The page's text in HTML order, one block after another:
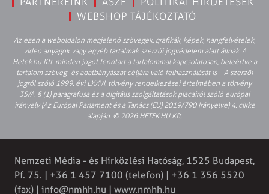
WEBSHOP TÁJÉKOZTATÓ
Az ezen a weboldalon megjelenő szövegek, grafikák, képek, hangfelvételek,
video anyagok vagy egyéb tartalmak szerzői jogvédelem alatt állnak. A
Hetek.hu Kft. minden jogot fenntart a tartalommal kapcsolatosan, beleértve a
tartalom szöveg- és adatbányászat céljára való felhasználását is – A szerzői
jogról szóló 1999. évi LXXVI. törvény rendelkezései értelmében a törvény
35/A. § (1) paragrafusa és a digitális szolgáltatások piacairól szóló európai
irányelv (Az Európai Parlament és a Tanács (EU) 2019/790 Irányelve) 4. cikke
alapján. © 2026 HETEK.HU Kft.
Nemzeti Média - és Hírközlési Hatóság, 1525 Budapest,
Pf. 75. | +36 1 457 7100 (telefon) | +36 1 356 5520
(fax) | info@nmhh.hu | www.nmhh.hu